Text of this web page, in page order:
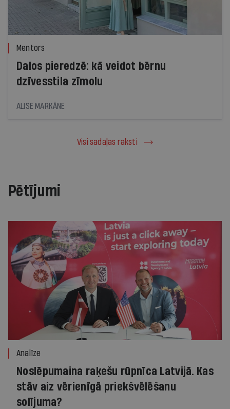
Mentors
Dalos pieredzē: kā veidot bērnu
dzīvesstila zīmolu
ALISE MARKĀNE
Visi sadaļas raksti
Pētījumi
Analīze
Noslēpumaina raķešu rūpnīca Latvijā. Kas
stāv aiz vērienīgā priekšvēlēšanu
solījuma?